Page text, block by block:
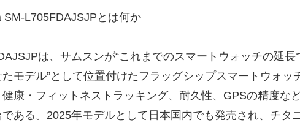
とは何か
は、サムスンが“これまでのスマートウォッチの延長
モデル”として位置付けたフラッグシップスマートウォッ
康・フィットネストラッキング、耐久性、GPSの精度な
ある。2025年モデルとして日本国内でも発売され、チタ